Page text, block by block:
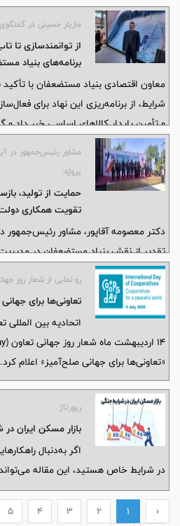
تعاملات بین المللی بود.
مازیار حسینی در
از توانمندسازی تا
برنامه‌های بنیاد
معاون اقتصادی بنیاد مستضعفان با تأکید
شرایط، از برنامه‌ریزی این نهاد برای
و تأمین پایدار کالاهای اساسی خبر داد
حفظ چرخه تولید و حمایت از معیشت
جنگی صف‌آرایی کرده است.
مشاور رئیس‌جمهور در
پروژه:
حمایت از تولید،
تقویت همکاری
کار است
دکتر معصومه آقاپور، مشاور رئیس‌جمهور
تقدیر از نقش بنیاد مستضعفان در
کشور، بر ضرورت تقویت زیرساخت‌های
صنعتی آسیب‌دیده و گسترش همکاری
تأکید کرد.
رو نمایی از شعار روز
تعاونی‌ها برای
«تعاونی‌ها برای جهانی صلح‌آمیز» اعلام کرد.
رپورتاژ
بازار مسکن ایران
اگر به‌دنبال
در شرایط خاص هستید، این مقاله
‹
1
2
3
4
5